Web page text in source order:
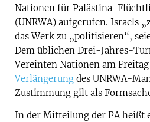
Nationen für Palästina-
(UNRWA) aufgerufen. Israels
das Werk zu „politisieren“,
Dem üblichen Drei-Jahres-
Vereinten Nationen am
Verlängerung des UNRWA-
Zustimmung gilt als
In der Mitteilung der PA heißt